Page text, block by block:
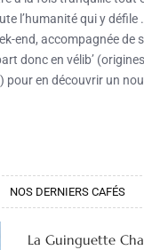
l’humanité qui y défile
end, accompagnée de
donc en vélib’
pour en découvrir un
NOS DERNIERS CAFÉS​
La Guinguette